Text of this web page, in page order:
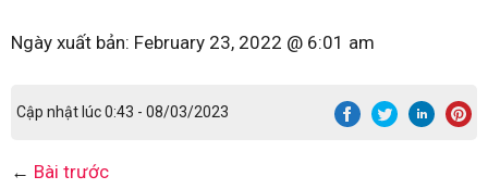
Ngày xuất bản: February 23, 2022 @ 6:01 am
Cập nhật lúc 0:43 - 08/03/2023
← Bài trước